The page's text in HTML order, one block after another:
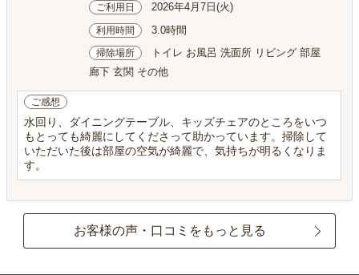
ご利用日 2026年4月7日(火)
利用時間 3.0時間
掃除場所
トイレ お風呂 洗面所 リビング 部屋
廊下 玄関 その他
ご感想
水回り、ダイニングテーブル、キッズチェアのところをいつ
もとっても綺麗にしてくださって助かっています。掃除して
いただいた後は部屋の空気が綺麗で、気持ちが明るくなりま
す。
お客様の声・口コミをもっと見る